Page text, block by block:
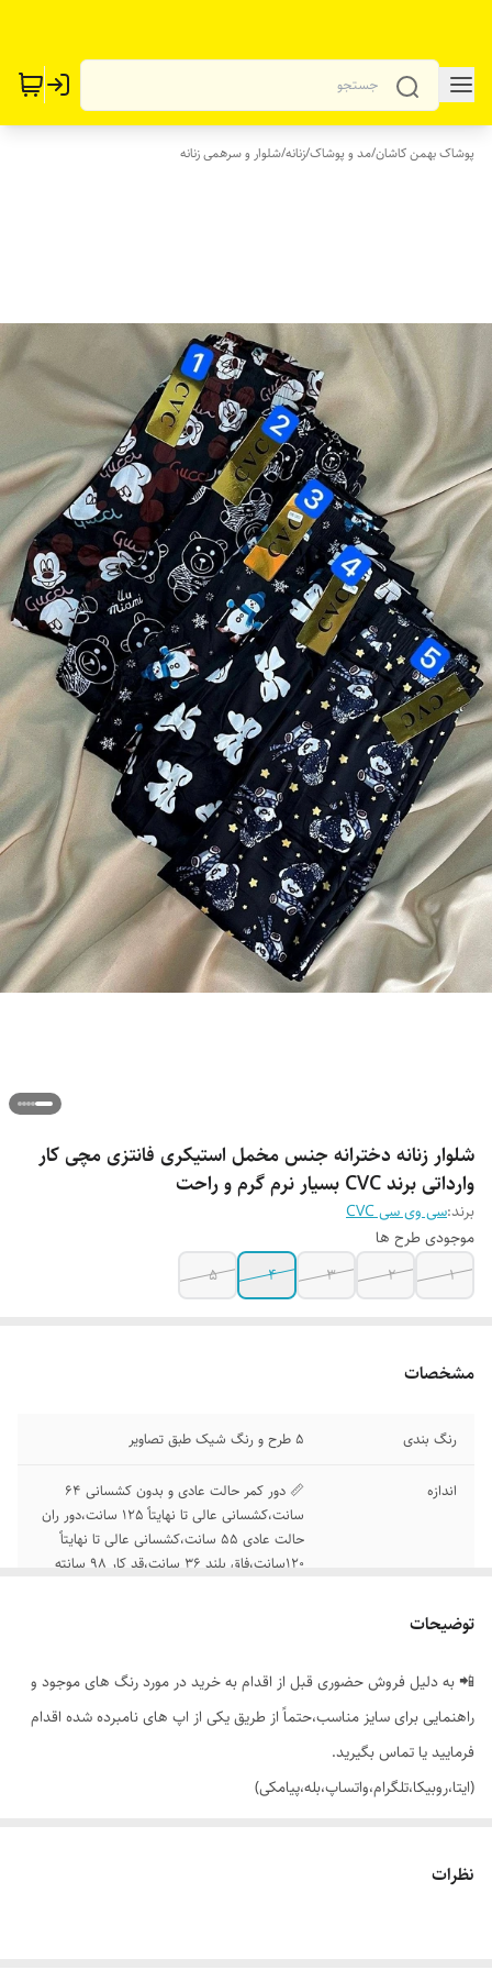
پوشاک بهمن کاشان/مد و پوشاک/زنانه/شلوار و سرهمی زنانه
شلوار زنانه دخترانه جنس مخمل استیکری فانتزی مچی کار
وارداتی برند CVC بسیار نرم گرم و راحت
برند:سی وی سی CVC
موجودی طرح ها
1
2
3
4
5
مشخصات
رنگ بندی 5 طرح و رنگ شیک طبق تصاویر
اندازه
📏 دور کمر حالت عادی و بدون کشسانی 64
سانت،کشسانی عالی تا نهایتاً 125 سانت،دور ران
حالت عادی 55 سانت،کشسانی عالی تا نهایتاً
120سانت،فاق بلند 36 سانت،قد کار 98 سانته
توضیحات
📲 به دلیل فروش حضوری قبل از اقدام به خرید در مورد رنگ های موجود و
راهنمایی برای سایز مناسب،حتماً از طریق یکی از اپ های نامبرده شده اقدام
فرمایید یا تماس بگیرید.
(ایتا،روبیکا،تلگرام،واتساپ،بله،پیامکی)
نظرات